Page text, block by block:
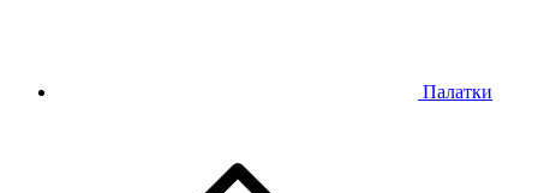
Палатки